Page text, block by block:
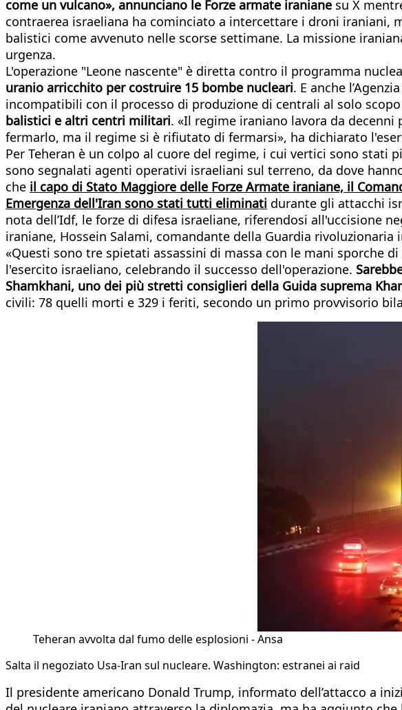
come un vulcano», annunciano le Forze armate iraniane su X
contraerea israeliana ha cominciato a intercettare i droni iraniani,
balistici come avvenuto nelle scorse settimane. La missione
urgenza.
L'operazione "Leone nascente" è diretta contro il programma
uranio arricchito per costruire 15 bombe nucleari. E anche
incompatibili con il processo di produzione di centrali al solo
balistici e altri centri militari. «Il regime iraniano lavora da
fermarlo, ma il regime si è rifiutato di fermarsi», ha dichiarato
Per Teheran è un colpo al cuore del regime, i cui vertici sono
sono segnalati agenti operativi israeliani sul terreno, da dove
che il capo di Stato Maggiore delle Forze Armate iraniane, il
Emergenza dell'Iran sono stati tutti eliminati durante gli attacchi
nota dell’Idf, le forze di difesa israeliane, riferendosi all'uccisione
iraniane, Hossein Salami, comandante della Guardia
«Questi sono tre spietati assassini di massa con le mani sporche
l'esercito israeliano, celebrando il successo dell'operazione.
Shamkhani, uno dei più stretti consiglieri della Guida suprema
civili: 78 quelli morti e 329 i feriti, secondo un primo provvisorio
Teheran avvolta dal fumo delle esplosioni - Ansa
Salta il negoziato Usa-Iran sul nucleare. Washington: estranei ai raid
Il presidente americano Donald Trump, informato dell’attacco a